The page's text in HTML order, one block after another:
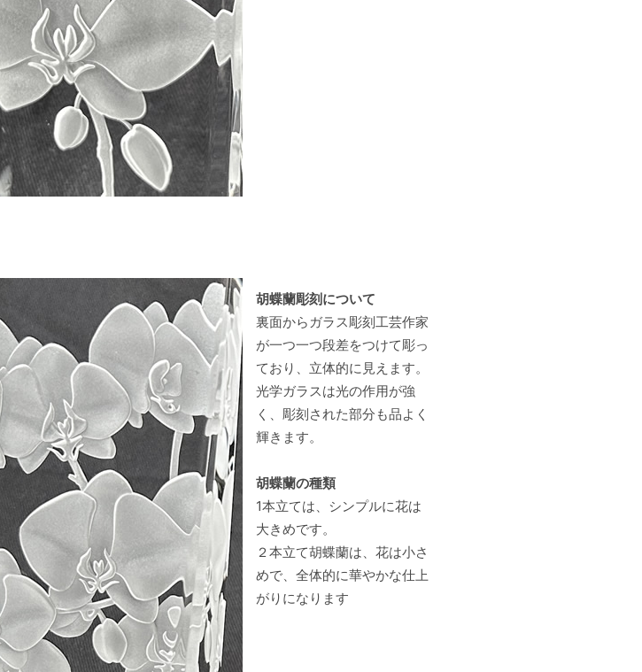
胡蝶蘭彫刻について
裏面からガラス彫刻工芸作家
が一つ一つ段差をつけて彫っ
ており、立体的に見えます。
光学ガラスは光の作用が強
く、彫刻された部分も品よく
輝きます。
胡蝶蘭の種類
1本立ては、シンプルに花は
大きめです。
２本立て胡蝶蘭は、花は小さ
めで、全体的に華やかな仕上
がりになります